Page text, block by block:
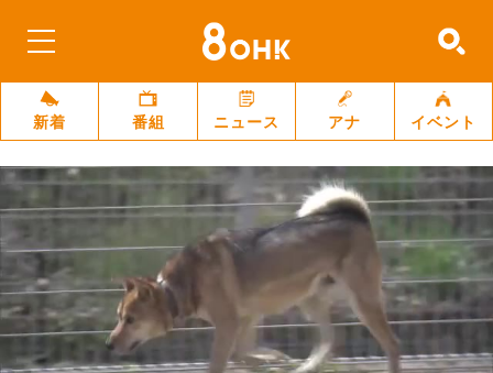
新着 番組 ニュース アナ イベント